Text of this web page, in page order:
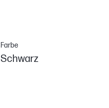
Farbe
Schwarz